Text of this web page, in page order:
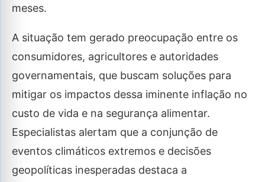
meses.
A situação tem gerado preocupação entre os
consumidores, agricultores e autoridades
governamentais, que buscam soluções para
mitigar os impactos dessa iminente inflação no
custo de vida e na segurança alimentar.
Especialistas alertam que a conjunção de
eventos climáticos extremos e decisões
geopolíticas inesperadas destaca a